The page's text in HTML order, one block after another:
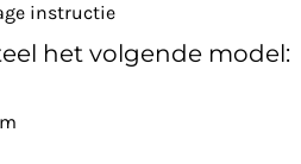
instructie
het volgende model: